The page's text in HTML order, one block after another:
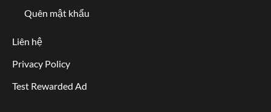
Quên mật khẩu
Liên hệ
Privacy Policy
Test Rewarded Ad